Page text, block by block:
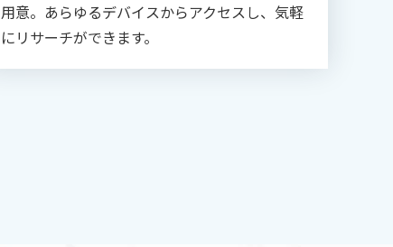
用意。あらゆるデバイスからアクセスし、気軽
にリサーチができます。